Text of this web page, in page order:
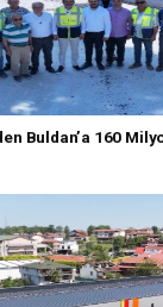
Buldan’a 160